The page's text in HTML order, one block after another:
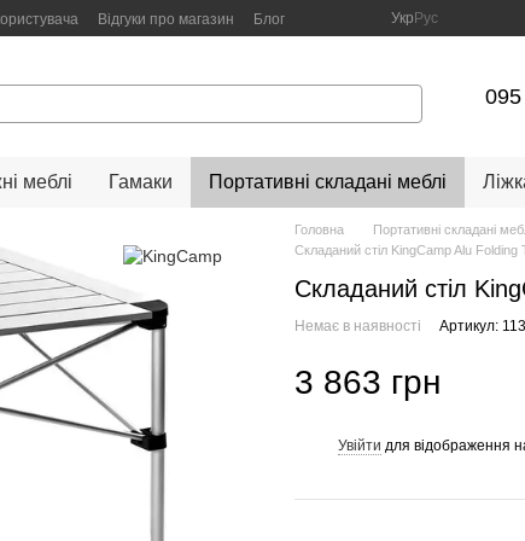
Відгуки про магазин Блог Укр Рус
меблі Гамаки Портативні складані меблі
Головна Портативні складані
Складаний стіл KingCamp Alu
Складаний стіл
Немає в наявності Артикул:
3 863 грн
Увійти для відображення